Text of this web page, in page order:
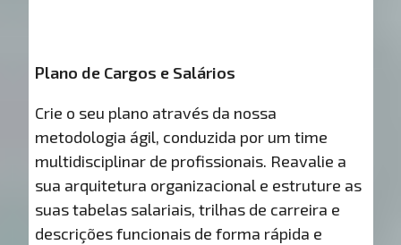
Plano de Cargos e Salários
Crie o seu plano através da nossa
metodologia ágil, conduzida por um time
multidisciplinar de profissionais. Reavalie a
sua arquitetura organizacional e estruture as
suas tabelas salariais, trilhas de carreira e
descrições funcionais de forma rápida e